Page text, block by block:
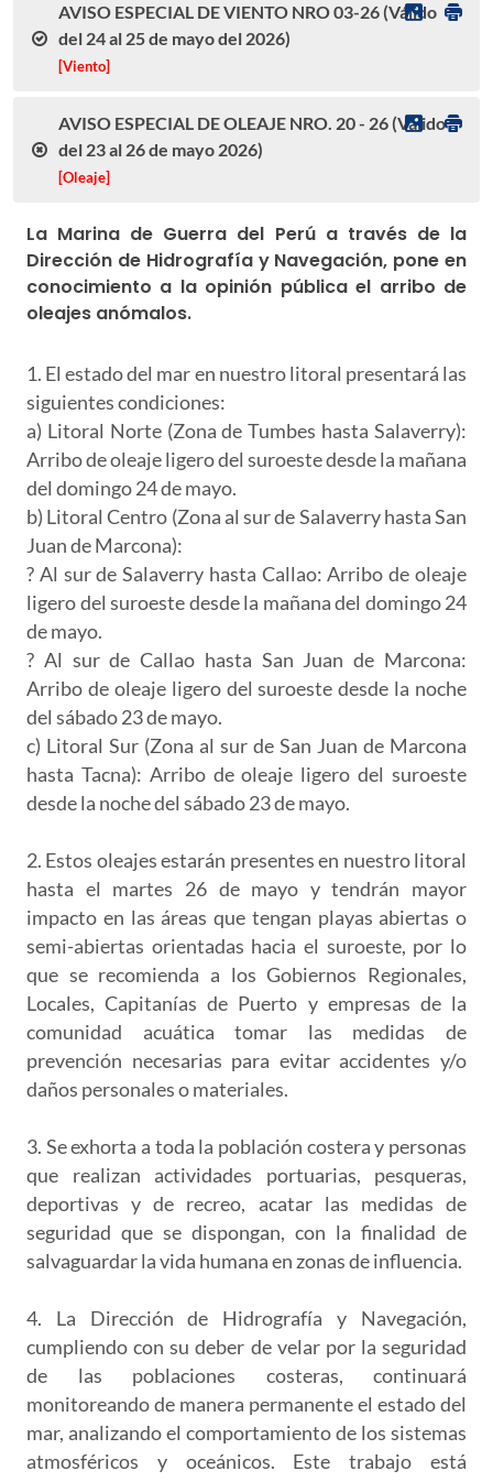
AVISO ESPECIAL DE VIENTO NRO 03-26 (Válido
del 24 al 25 de mayo del 2026)
[Viento]
AVISO ESPECIAL DE OLEAJE NRO. 20 - 26 (Válido
del 23 al 26 de mayo 2026)
[Oleaje]
La Marina de Guerra del Perú a través de la
Dirección de Hidrografía y Navegación, pone en
conocimiento a la opinión pública el arribo de
oleajes anómalos.
1. El estado del mar en nuestro litoral presentará las
siguientes condiciones:
a) Litoral Norte (Zona de Tumbes hasta Salaverry):
Arribo de oleaje ligero del suroeste desde la mañana
del domingo 24 de mayo.
b) Litoral Centro (Zona al sur de Salaverry hasta San
Juan de Marcona):
? Al sur de Salaverry hasta Callao: Arribo de oleaje
ligero del suroeste desde la mañana del domingo 24
de mayo.
? Al sur de Callao hasta San Juan de Marcona:
Arribo de oleaje ligero del suroeste desde la noche
del sábado 23 de mayo.
c) Litoral Sur (Zona al sur de San Juan de Marcona
hasta Tacna): Arribo de oleaje ligero del suroeste
desde la noche del sábado 23 de mayo.
2. Estos oleajes estarán presentes en nuestro litoral
hasta el martes 26 de mayo y tendrán mayor
impacto en las áreas que tengan playas abiertas o
semi-abiertas orientadas hacia el suroeste, por lo
que se recomienda a los Gobiernos Regionales,
Locales, Capitanías de Puerto y empresas de la
comunidad acuática tomar las medidas de
prevención necesarias para evitar accidentes y/o
daños personales o materiales.
3. Se exhorta a toda la población costera y personas
que realizan actividades portuarias, pesqueras,
deportivas y de recreo, acatar las medidas de
seguridad que se dispongan, con la finalidad de
salvaguardar la vida humana en zonas de influencia.
4. La Dirección de Hidrografía y Navegación,
cumpliendo con su deber de velar por la seguridad
de las poblaciones costeras, continuará
monitoreando de manera permanente el estado del
mar, analizando el comportamiento de los sistemas
atmosféricos y oceánicos. Este trabajo está